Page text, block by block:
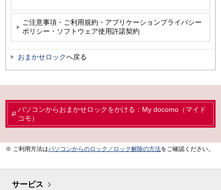
ご注意事項・ご利用規約・アプリケーションプライバシー
ポリシー・ソフトウェア使用許諾契約
おまかせロックへ戻る
パソコンからおまかせロックをかける：My docomo（マイド
コモ）
ご利用方法はパソコンからのロック／ロック解除の方法をご確認ください。
サービス